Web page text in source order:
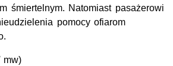
śmiertelnym. Natomiast pasażerowi
pomocy ofiarom
mw)